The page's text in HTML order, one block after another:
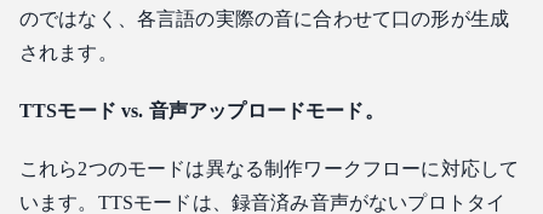
のではなく、各言語の実際の音に合わせて口の形が生成
されます。
TTSモード vs. 音声アップロードモード。
これら2つのモードは異なる制作ワークフローに対応して
います。TTSモードは、録音済み音声がないプロトタイ